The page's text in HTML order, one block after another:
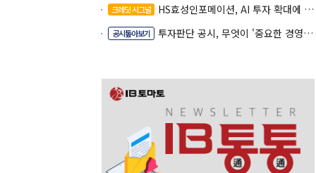
크레딧 시그널 HS효성인포메이션, AI 투자 확대에 실적 체력 강화
공시톺아보기 투자판단 공시, 무엇이 '중요한 경영사항'일까